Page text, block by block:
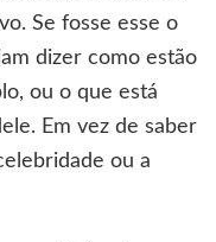
Se fosse esse o
dizer como estão
ou o que está
Em vez de saber
ou a